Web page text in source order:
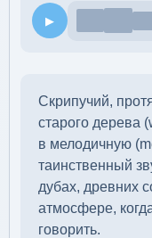
▶
Скрипучий,
старого дерева
в мелодичную
таинственный
дубах, древних
атмосфере,
говорить.